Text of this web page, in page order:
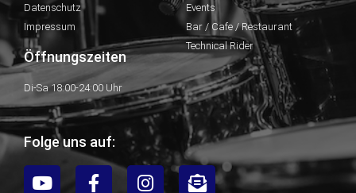
Datenschutz
Impressum
Öffnungszeiten
Di-Sa 18:00-24:00 Uhr
Events
Bar / Cafe / Restaurant
Technical Rider
Folge uns auf: